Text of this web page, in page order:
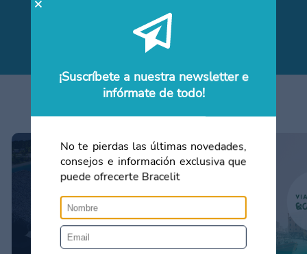
Contacta con nosotros
¡Suscríbete a nuestra newsletter e
infórmate de todo!
No te pierdas las últimas novedades,
consejos e información exclusiva que
puede ofrecerte Bracelit